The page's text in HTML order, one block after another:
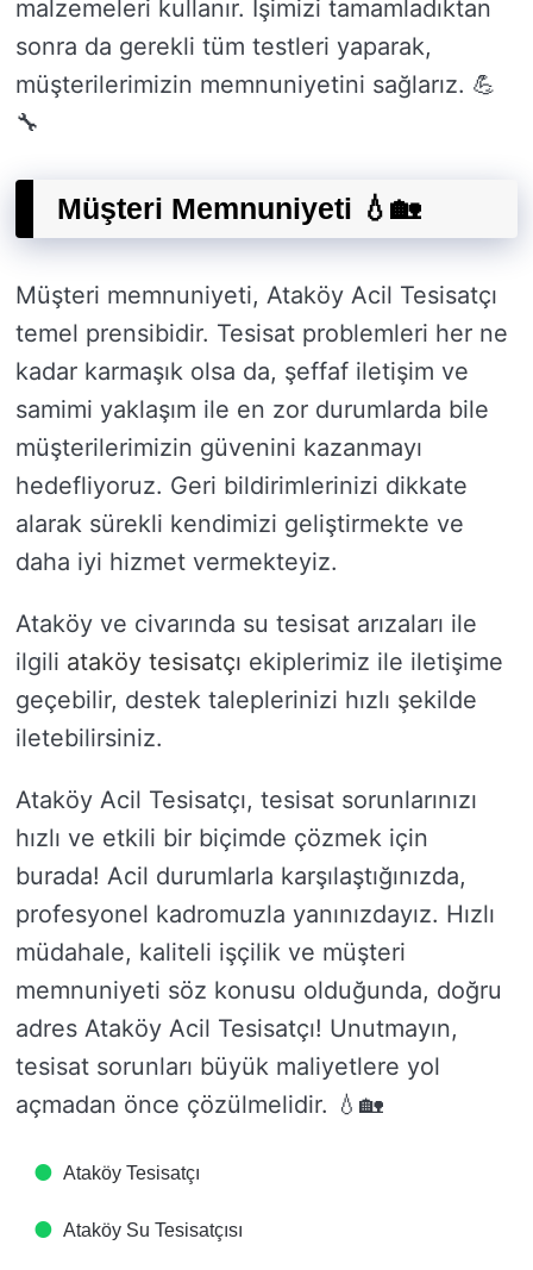
malzemeleri kullanır. İşimizi tamamladıktan
sonra da gerekli tüm testleri yaparak,
müşterilerimizin memnuniyetini sağlarız. 💪
🔧
Müşteri Memnuniyeti 💧🏡
Müşteri memnuniyeti, Ataköy Acil Tesisatçı
temel prensibidir. Tesisat problemleri her ne
kadar karmaşık olsa da, şeffaf iletişim ve
samimi yaklaşım ile en zor durumlarda bile
müşterilerimizin güvenini kazanmayı
hedefliyoruz. Geri bildirimlerinizi dikkate
alarak sürekli kendimizi geliştirmekte ve
daha iyi hizmet vermekteyiz.
Ataköy ve civarında su tesisat arızaları ile
ilgili ataköy tesisatçı ekiplerimiz ile iletişime
geçebilir, destek taleplerinizi hızlı şekilde
iletebilirsiniz.
Ataköy Acil Tesisatçı, tesisat sorunlarınızı
hızlı ve etkili bir biçimde çözmek için
burada! Acil durumlarla karşılaştığınızda,
profesyonel kadromuzla yanınızdayız. Hızlı
müdahale, kaliteli işçilik ve müşteri
memnuniyeti söz konusu olduğunda, doğru
adres Ataköy Acil Tesisatçı! Unutmayın,
tesisat sorunları büyük maliyetlere yol
açmadan önce çözülmelidir. 💧🏡
Ataköy Tesisatçı
Ataköy Su Tesisatçısı